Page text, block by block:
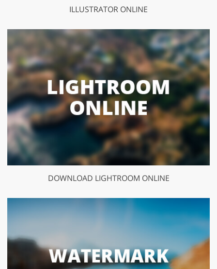
ILLUSTRATOR ONLINE
DOWNLOAD LIGHTROOM ONLINE